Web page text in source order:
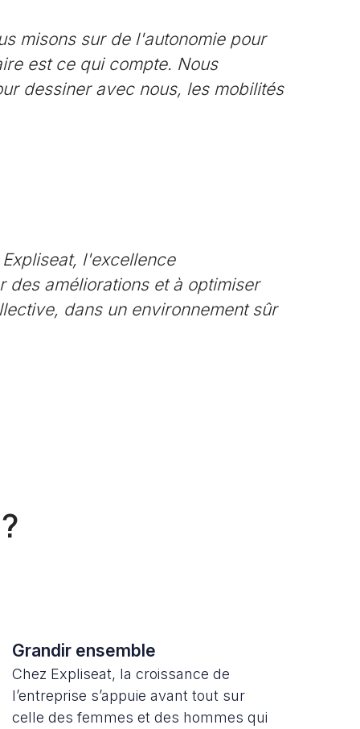
misons sur de l'autonomie pour
est ce qui compte. Nous
dessiner avec nous, les mobilités
l'excellence
améliorations et à optimiser
dans un environnement sûr
Grandir ensemble
Chez Expliseat, la croissance de
l’entreprise s’appuie avant tout sur
celle des femmes et des hommes qui